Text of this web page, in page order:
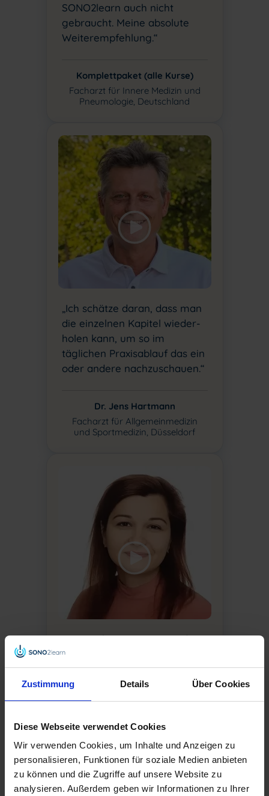
Zustimmung Details Über Cookies
Diese Webseite verwendet Cookies
Wir verwenden Cookies, um Inhalte und Anzeigen zu
personalisieren, Funktionen für soziale Medien anbieten
zu können und die Zugriffe auf unsere Website zu
analysieren. Außerdem geben wir Informationen zu Ihrer
SONO2learn auch nicht
gebraucht. Meine absolute
Weiterempfehlung.“
Komplettpaket (alle Kurse)
Facharzt für Innere Medizin und
Pneumologie, Deutschland
„Ich schätze daran, dass man
die einzelnen Kapitel wieder-
holen kann, um so im
täglichen Praxisablauf das ein
oder andere nachzuschauen.“
Dr. Jens Hartmann
Facharzt für Allgemeinmedizin
und Sportmedizin, Düsseldorf
„Man sieht, was man mit der
Sonde machen muss und wo
man sich befindet. Der einzige
Kurs, bei dem ich immer wie-
der nach der Arbeit zugreife.“
Fachärztin für innere Medizin,
Saarbrücken